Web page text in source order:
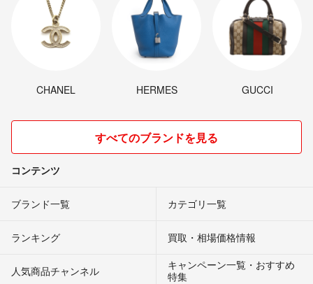
CHANEL HERMES GUCCI
すべてのブランドを見る
コンテンツ
ブランド一覧 カテゴリ一覧
ランキング 買取・相場価格情報
人気商品チャンネル
キャンペーン一覧・おすすめ
特集